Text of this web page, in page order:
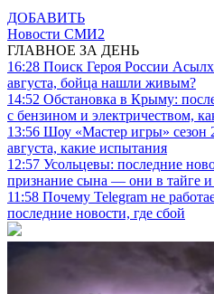
ДОБАВИТЬ
Новости СМИ2
ГЛАВНОЕ ЗА ДЕНЬ
16:28 Поиск Героя России
августа, бойца нашли живым?
14:52 Обстановка в Крыму:
с бензином и электричеством,
13:56 Шоу «Мастер игры» сезон
августа, какие испытания
12:57 Усольцевы: последние
признание сына — они в тайге
11:58 Почему Telegram не
последние новости, где сбой